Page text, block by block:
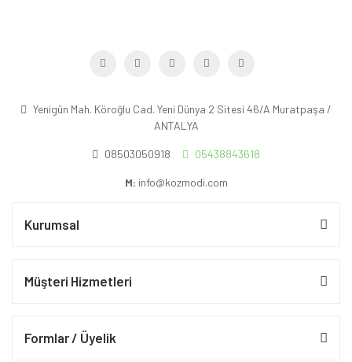
Yenigün Mah. Köroğlu Cad. Yeni Dünya 2 Sitesi 46/A Muratpaşa /
ANTALYA
08503050918 05438843618
M: info@kozmodi.com
Kurumsal
Müşteri Hizmetleri
Formlar / Üyelik